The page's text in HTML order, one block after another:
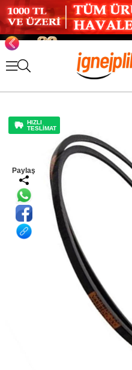
HIZLI
TESLİMAT
Paylaş